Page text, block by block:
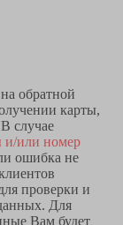
обратной
карты,
случае
и/или номер
ошибка не
проверки и
Для
Вам будет